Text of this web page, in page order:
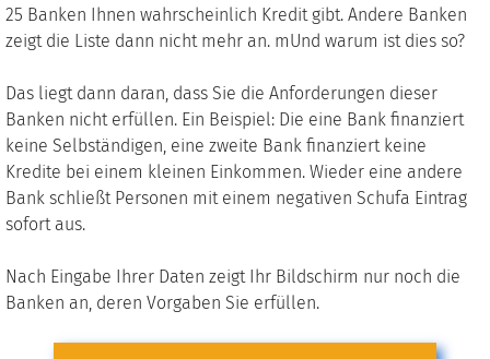
25 Banken Ihnen wahrscheinlich Kredit gibt. Andere Banken
zeigt die Liste dann nicht mehr an. mUnd warum ist dies so?
Das liegt dann daran, dass Sie die Anforderungen dieser
Banken nicht erfüllen. Ein Beispiel: Die eine Bank finanziert
keine Selbständigen, eine zweite Bank finanziert keine
Kredite bei einem kleinen Einkommen. Wieder eine andere
Bank schließt Personen mit einem negativen Schufa Eintrag
sofort aus.
Nach Eingabe Ihrer Daten zeigt Ihr Bildschirm nur noch die
Banken an, deren Vorgaben Sie erfüllen.